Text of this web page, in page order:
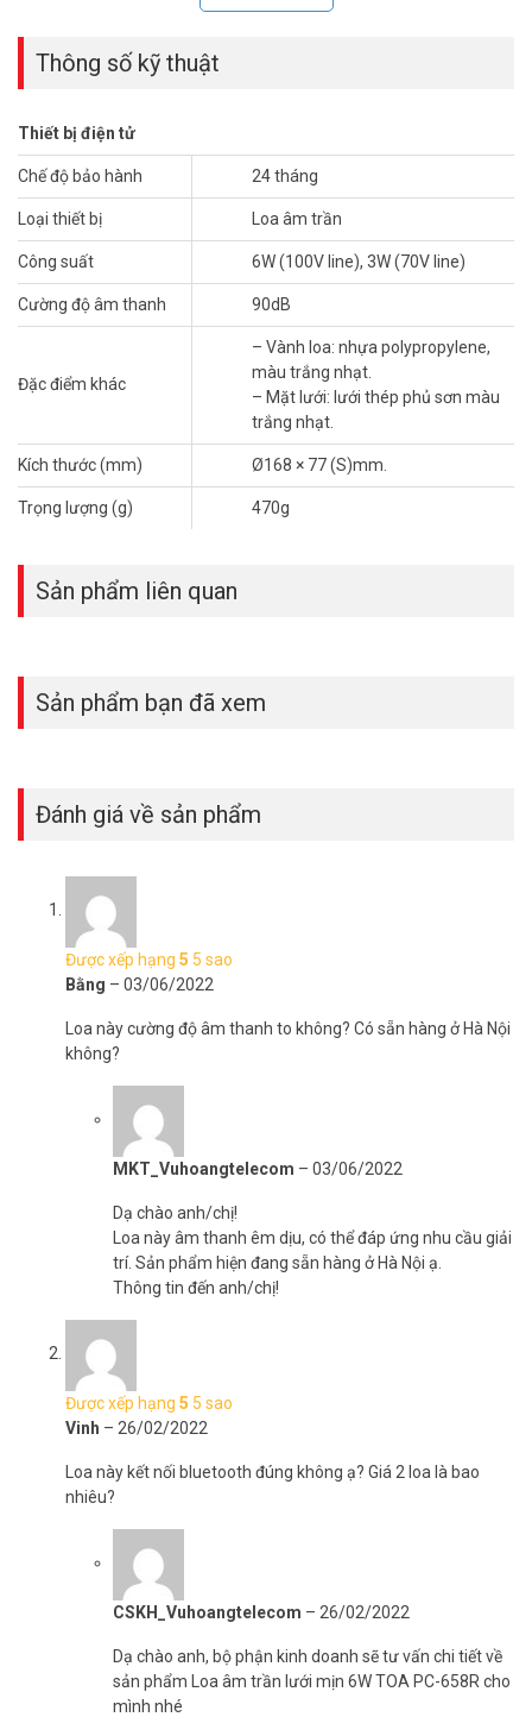
ƯU ĐIỂM CỦA LOA ÂM TRẦN LƯỚI MỊN
TOA PC-658R
Loa âm trần lưới mịn TOA PC-658Rcó thể dễ dàng thay đổi trở
kháng đầu vào khi người dùng thay đổi vị trí cắm line của biến áp.
Thêm vào cơ chế kẹp của móc treo tạo điều kiện thuận lợi cho quá
trình lắp đặt diễn ra nhanh chóng, dễ dàng.
Loa TOA PC-658R được thiết kế với một bảng nhựa và khung loa,
vành loa cũng được thiết kế tròn. Với kim loại đính kèm giúp dòng
sản phẩm này phù hợp với chức năng loa gắn trần. Có độ nhạy
90dB (1W, 1m) và đáp ứng tần số 65Hz – 18kHz cho âm thanh
chính xác và trung thực, khiến khách hàng hài lòng khi sử dụng.
TOA PC-658R
nhà với mọi địa hình.
Với kích thước lỗ gắn φ145 ± 5 mm, loa âm trần PC-658R sẽ được
giữ cố định trên trần mang tính an toàn cao trong suốt quá trình sử
dụng. Bề mặt loa bao lưới tản nhiệt được xử lý bằng thép lưới tấm,
chất lượng âm thanh sản phẩm ngay hôm nay.
Thông số kỹ thuật loa âm trần lưới mịn 6W
TOA PC-648R
– Công suất: 6W (100 V line), 3W (70 V line).
+ 100 V line: 1.7 kΩ (6W), 3.3 kΩ (3W), 10 kΩ (1W).
+ 70 V line: 1.7 kΩ (3W), 3.3 kΩ (1.5W), 10 kΩ (0.5W).
Thông số kỹ thuật
Thiết bị điện tử
Chế độ bảo hành 24 tháng
Loại thiết bị Loa âm trần
Công suất 6W (100V line), 3W (70V line)
Cường độ âm thanh 90dB
Đặc điểm khác
– Vành loa: nhựa polypropylene,
màu trắng nhạt.
– Mặt lưới: lưới thép phủ sơn màu
trắng nhạt.
Kích thước (mm) Ø168 × 77 (S)mm.
Trọng lượng (g) 470g
Sản phẩm liên quan
Sản phẩm bạn đã xem
Đánh giá về sản phẩm
Được xếp hạng 5 5 sao
Bằng – 03/06/2022
Loa này cường độ âm thanh to không? Có sẵn hàng ở Hà Nội
không?
MKT_Vuhoangtelecom – 03/06/2022
Dạ chào anh/chị!
Loa này âm thanh êm dịu, có thể đáp ứng nhu cầu giải
trí. Sản phẩm hiện đang sẵn hàng ở Hà Nội ạ.
Thông tin đến anh/chị!
Được xếp hạng 5 5 sao
Vinh – 26/02/2022
Loa này kết nối bluetooth đúng không ạ? Giá 2 loa là bao
nhiêu?
CSKH_Vuhoangtelecom – 26/02/2022
Dạ chào anh, bộ phận kinh doanh sẽ tư vấn chi tiết về
sản phẩm Loa âm trần lưới mịn 6W TOA PC-658R cho
mình nhé